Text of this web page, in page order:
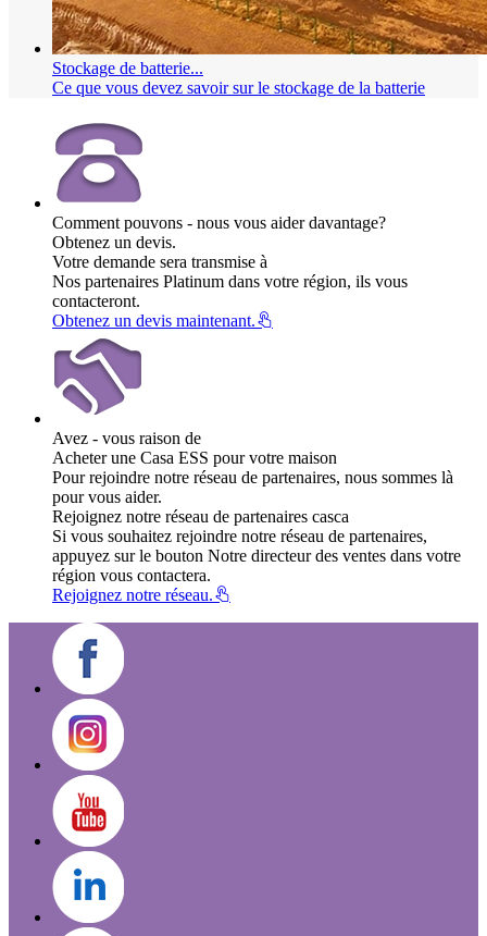
Stockage de batterie...
Ce que vous devez savoir sur le stockage de la batterie
Comment pouvons - nous vous aider davantage?
Obtenez un devis.
Votre demande sera transmise à
Nos partenaires Platinum dans votre région, ils vous
contacteront.
Obtenez un devis maintenant.
Avez - vous raison de
Acheter une Casa ESS pour votre maison
Pour rejoindre notre réseau de partenaires, nous sommes là
pour vous aider.
Rejoignez notre réseau de partenaires casca
Si vous souhaitez rejoindre notre réseau de partenaires,
appuyez sur le bouton Notre directeur des ventes dans votre
région vous contactera.
Rejoignez notre réseau.